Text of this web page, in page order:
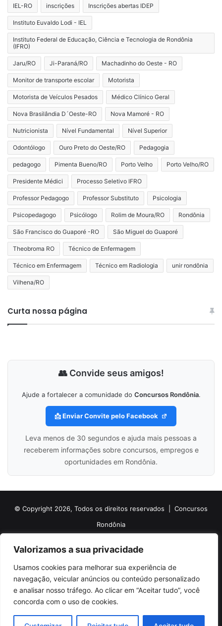
Valorizamos a sua privacidade
Usamos cookies para melhorar sua experiência de
navegação, veicular anúncios ou conteúdo personalizado
e analisar nosso tráfego. Ao clicar em “Aceitar tudo”, você
concorda com o uso de cookies.
IEL-RO inscrições Inscrições abertas IDEP
Instituto Euvaldo Lodi - IEL
Instituto Federal de Educação, Ciência e Tecnologia de Rondônia
(IFRO)
Jaru/RO Ji-Paraná/RO Machadinho do Oeste - RO
Monitor de transporte escolar Motorista
Motorista de Veículos Pesados Médico Clínico Geral
Nova Brasilândia D´Oeste-RO Nova Mamoré - RO
Nutricionista Nível Fundamental Nível Superior
Odontólogo Ouro Preto do Oeste/RO Pedagogia
pedagogo Pimenta Bueno/RO Porto Velho Porto Velho/RO
Presidente Médici Processo Seletivo IFRO
Professor Pedagogo Professor Substituto Psicologia
Psicopedagogo Psicólogo Rolim de Moura/RO Rondônia
São Francisco do Guaporé -RO São Miguel do Guaporé
Theobroma RO Técnico de Enfermagem
Técnico em Enfermagem Técnico em Radiologia unir rondônia
Vilhena/RO
Curta nossa página
👥 Convide seus amigos!
Ajude a fortalecer a comunidade do Concursos Rondônia.
📩 Enviar Convite pelo Facebook
Leva menos de 30 segundos e ajuda mais pessoas a
receberem informações sobre concursos, empregos e
oportunidades em Rondônia.
© Copyright 2026, Todos os direitos reservados | Concursos
Rondônia
Sobre o Concursos Rondônia
Siga nossas redes sociais
Web Stories Anuncie
Facebook
X PinterestLinkedinYouTubeInstagramTelegramTikTok